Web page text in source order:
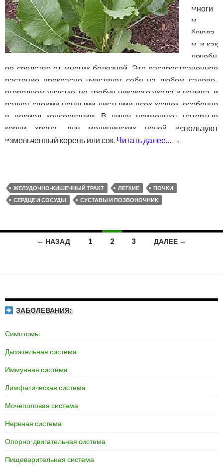
многи
м
блюда
м, и как
лечебн
ое средство от многих болезней. Это распространенное
растение прекрасно чувствует себя на любом садово-
огородном участке, не требуя никакого ухода и полива, и
радует своими пряными листьями всех хозяек, особенно
в период консервации. В пищу применяют натертые
корни хрена, для медицинских целей используют
измельченный корень или сок. Читать далее… →
ЖЕЛУДОЧНО-КИШЕЧНЫЙ ТРАКТ ЛЕГКИЕ
ПОЧКИ
СЕРДЦЕ И СОСУДЫ
СУСТАВЫ И ПОЗВОНОЧНИК
← НАЗАД 1 2 3 ДАЛЕЕ →
ЗАБОЛЕВАНИЯ:
Симптомы
Дыхательная система
Иммунная система
Лимфатическая система
Мочеполовая система
Нервная система
Опорно-двигательная система
Пищеварительная система